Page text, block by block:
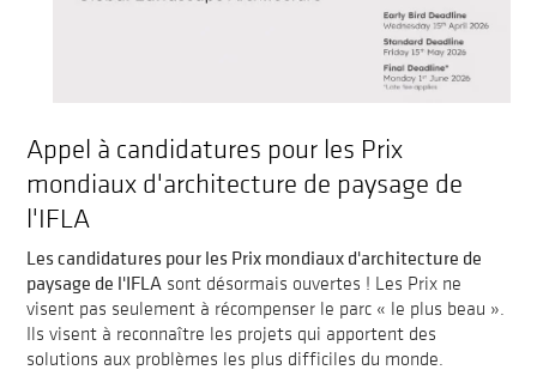
Appel à candidatures pour les Prix
mondiaux d'architecture de paysage de
l'IFLA
Les candidatures pour les Prix mondiaux d'architecture de
paysage de l'IFLAsont désormais ouvertes ! Les Prix ne
visent pas seulement à récompenser le parc « le plus beau ».
Ils visent à reconnaître les projets qui apportent des
solutions aux problèmes les plus difficiles du monde.